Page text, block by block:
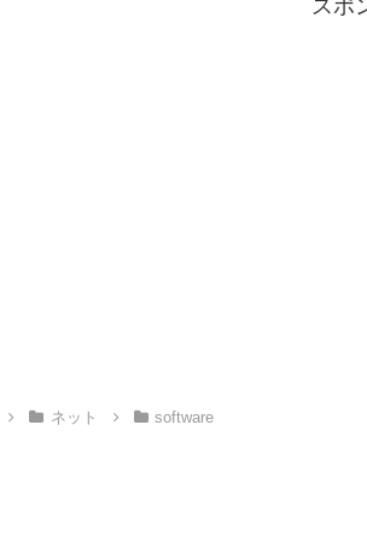
スポ
ネット software